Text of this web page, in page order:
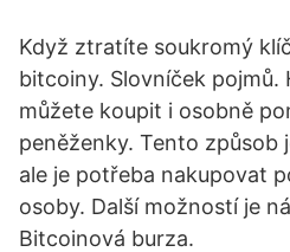
Když ztratíte soukromý
bitcoiny. Slovníček pojmů.
můžete koupit i osobně
peněženky. Tento způsob
ale je potřeba nakupovat
osoby. Další možností je
Bitcoinová burza.